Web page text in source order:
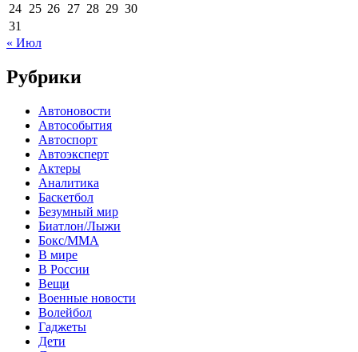
24 25 26 27 28 29 30
31
« Июл
Рубрики
Автоновости
Автособытия
Автоспорт
Автоэксперт
Актеры
Аналитика
Баскетбол
Безумный мир
Биатлон/Лыжи
Бокс/MMA
В мире
В России
Вещи
Военные новости
Волейбол
Гаджеты
Дети